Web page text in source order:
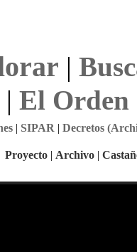
|
El Orden
| SIPAR | Decretos
Proyecto | Archivo |